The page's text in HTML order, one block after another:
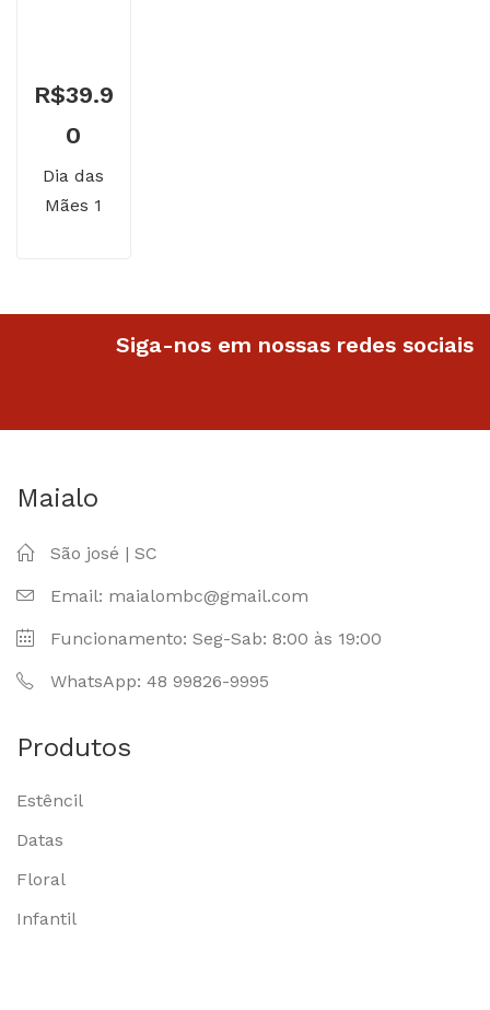
R$39.9
0
Dia das
Mães 1
Siga-nos em nossas redes sociais
Maialo
São josé | SC
Email: maialombc@gmail.com
Funcionamento: Seg-Sab: 8:00 às 19:00
WhatsApp: 48 99826-9995
Produtos
Estêncil
Datas
Floral
Infantil